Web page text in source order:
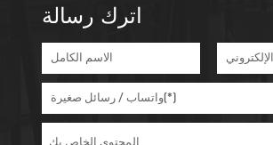
اترك رسالة